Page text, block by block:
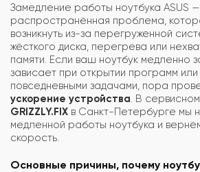
Замедление работы ноутбука ASUS —
распространённая проблема,
возникнуть из-за перегруженной
жёсткого диска, перегрева или
памяти. Если ваш ноутбук медленно
зависает при открытии программ
повседневными задачами, пора
ускорение устройства . В
GRIZZLY.FIX в Санкт-Петербурге мы
медленной работы ноутбука и
скорость.
Основные причины, почему